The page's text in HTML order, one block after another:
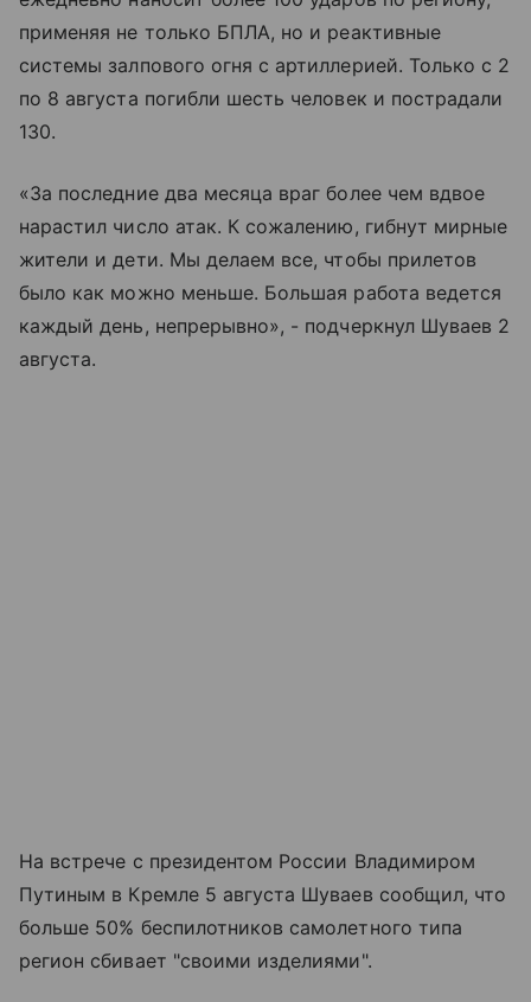
применяя не только БПЛА, но и реактивные
системы залпового огня с артиллерией. Только с 2
по 8 августа погибли шесть человек и пострадали
130.
«За последние два месяца враг более чем вдвое
нарастил число атак. К сожалению, гибнут мирные
жители и дети. Мы делаем все, чтобы прилетов
было как можно меньше. Большая работа ведется
каждый день, непрерывно», - подчеркнул Шуваев 2
августа.
На встрече с президентом России Владимиром
Путиным в Кремле 5 августа Шуваев сообщил, что
больше 50% беспилотников самолетного типа
регион сбивает "своими изделиями".